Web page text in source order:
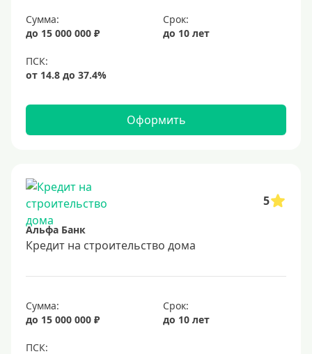
Сумма:
до 15 000 000 ₽
Срок:
до 10 лет
Оформить
5
Альфа Банк
Кредит на строительство дома
Сумма:
до 15 000 000 ₽
Срок:
до 10 лет